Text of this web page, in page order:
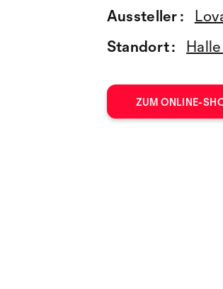
Aussteller :
Standort :
ZUM ONLINE-